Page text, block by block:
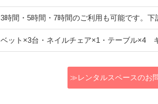
3時間・5時間・7時間のご利用も可能です。下
ベット×3台・ネイルチェア×1・テーブル×4
≫レンタルスペースのお